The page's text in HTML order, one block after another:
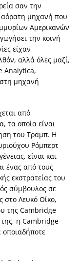
σαν την
αόρατη μηχανή που
Αμερικανών
την κοινή
είχαν
αλλά όλες μαζί,
Analytica,
μηχανή
από
τα οποία είναι
του Τραμπ. Η
Ρόμπερτ
είναι και
ένας από τους
εκστρατείας του
σύμβουλος σε
στο Λευκό Οίκο,
της Cambridge
η Cambridge
οποιαδήποτε